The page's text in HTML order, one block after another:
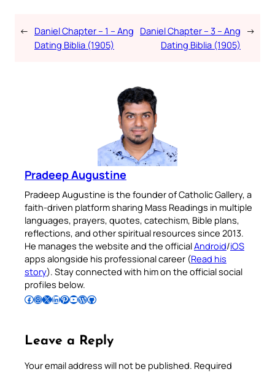
← Daniel Chapter – 1 – Ang
Dating Biblia (1905)
Daniel Chapter – 3 – Ang
Dating Biblia (1905)
→
Pradeep Augustine
Pradeep Augustine is the founder of Catholic Gallery, a
faith-driven platform sharing Mass Readings in multiple
languages, prayers, quotes, catechism, Bible plans,
reflections, and other spiritual resources since 2013.
He manages the website and the officialAndroid/iOS
apps alongside his professional career (Read his
story). Stay connected with him on the official social
profiles below.
Follow Pradeep on Facebook Follow Pradeep on InstagramFollow Pradeep on X Follow Pradeep on LinkedIn Follow Pradeep on Pinterest Subscribe to Pradeep’s Youtube Channel Follow Pradeep on WordPress Follow Pradeep on GitHub
Leave a Reply
Your email address will not be published. Required